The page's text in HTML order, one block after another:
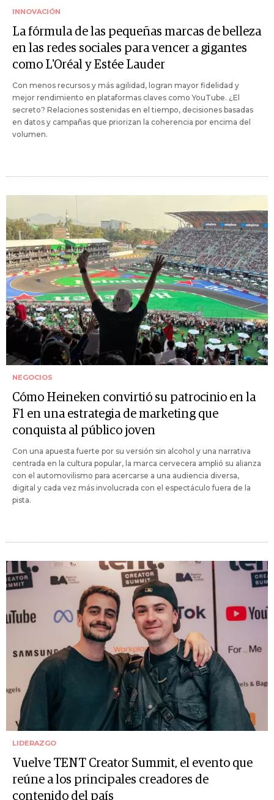
INNOVACIÓN
La fórmula de las pequeñas marcas de belleza
en las redes sociales para vencer a gigantes
como L'Oréal y Estée Lauder
Con menos recursos y más agilidad, logran mayor fidelidad y
mejor rendimiento en plataformas claves como YouTube. ¿El
secreto? Relaciones sostenidas en el tiempo, decisiones basadas
en datos y campañas que priorizan la coherencia por encima del
volumen.
NEGOCIOS
Cómo Heineken convirtió su patrocinio en la
F1 en una estrategia de marketing que
conquista al público joven
Con una apuesta fuerte por su versión sin alcohol y una narrativa
centrada en la cultura popular, la marca cervecera amplió su alianza
con el automovilismo para acercarse a una audiencia diversa,
digital y cada vez más involucrada con el espectáculo fuera de la
pista.
LIDERAZGO
Vuelve TENT Creator Summit, el evento que
reúne a los principales creadores de
contenido del país